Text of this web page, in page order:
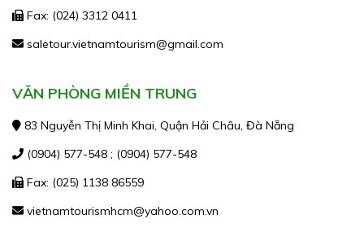
Fax: (024) 3312 0411
saletour.vietnamtourism@gmail.com
VĂN PHÒNG MIỀN TRUNG
83 Nguyễn Thị Minh Khai, Quận Hải Châu, Đà Nẵng
(0904) 577-548 ; (0904) 577-548
Fax: (025) 1138 86559
vietnamtourismhcm@yahoo.com.vn